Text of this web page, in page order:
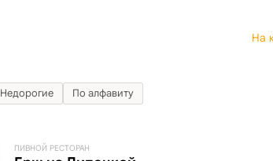
На
Недорогие По алфавиту
ПИВНОЙ РЕСТОРАН